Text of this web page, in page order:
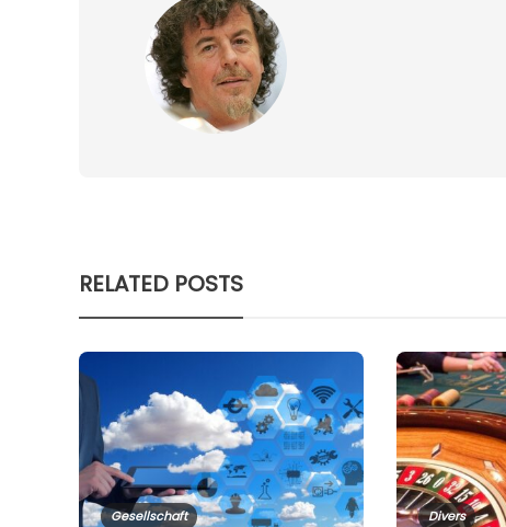
RELATED POSTS
Gesellschaft Divers